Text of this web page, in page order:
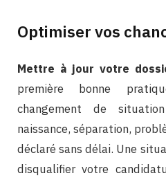
Optimiser vos
Mettre à jour votre
première bonne
changement de
naissance, séparation,
déclaré sans délai. Une
disqualifier votre